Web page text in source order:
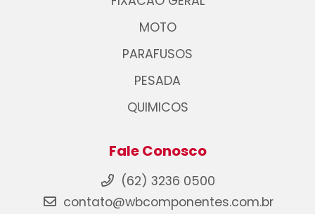
MOTO
PARAFUSOS
PESADA
QUIMICOS
Fale Conosco
(62) 3236 0500
contato@wbcomponentes.com.br